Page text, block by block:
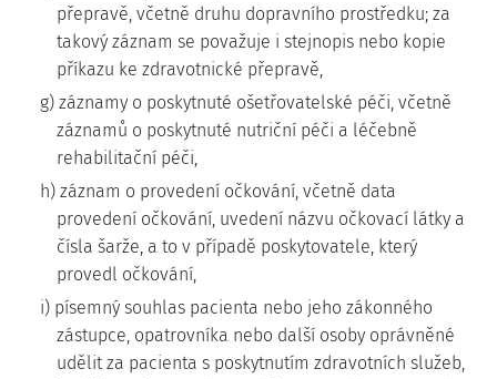
přepravě, včetně druhu dopravního prostředku; za
takový záznam se považuje i stejnopis nebo kopie
příkazu ke zdravotnické přepravě,
g) záznamy o poskytnuté ošetřovatelské péči, včetně
záznamů o poskytnuté nutriční péči a léčebně
rehabilitační péči,
h) záznam o provedení očkování, včetně data
provedení očkování, uvedení názvu očkovací látky a
čísla šarže, a to v případě poskytovatele, který
provedl očkování,
i) písemný souhlas pacienta nebo jeho zákonného
zástupce, opatrovníka nebo další osoby oprávněné
udělit za pacienta s poskytnutím zdravotních služeb,